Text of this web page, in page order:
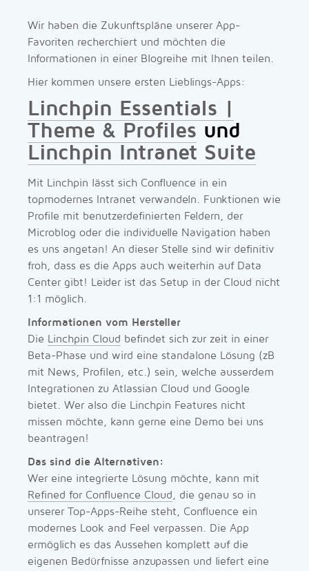
Wir haben die Zukunftspläne unserer App-
Favoriten recherchiert und möchten die
Informationen in einer Blogreihe mit Ihnen teilen.
Hier kommen unsere ersten Lieblings-Apps:
Linchpin Essentials |
Theme & Profiles und
Linchpin Intranet Suite
Mit Linchpin lässt sich Confluence in ein
topmodernes Intranet verwandeln. Funktionen wie
Profile mit benutzerdefinierten Feldern, der
Microblog oder die individuelle Navigation haben
es uns angetan! An dieser Stelle sind wir definitiv
froh, dass es die Apps auch weiterhin auf Data
Center gibt! Leider ist das Setup in der Cloud nicht
1:1 möglich.
Informationen vom Hersteller
Die Linchpin Cloud befindet sich zur zeit in einer
Beta-Phase und wird eine standalone Lösung (zB
mit News, Profilen, etc.) sein, welche ausserdem
Integrationen zu Atlassian Cloud und Google
bietet. Wer also die Linchpin Features nicht
missen möchte, kann gerne eine Demo bei uns
beantragen!
Das sind die Alternativen:
Wer eine integrierte Lösung möchte, kann mit
Refined for Confluence Cloud, die genau so in
unserer Top-Apps-Reihe steht, Confluence ein
modernes Look and Feel verpassen. Die App
ermöglich es das Aussehen komplett auf die
eigenen Bedürfnisse anzupassen und liefert eine